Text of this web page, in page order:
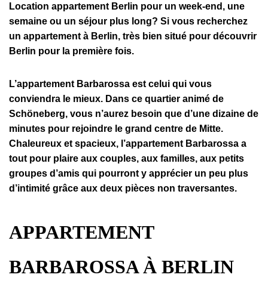
Location appartement Berlin pour un week-end, une
semaine ou un séjour plus long? Si vous recherchez
un appartement à Berlin, très bien situé pour découvrir
Berlin pour la première fois.
L’appartement Barbarossa est celui qui vous
conviendra le mieux. Dans ce quartier animé de
Schöneberg, vous n’aurez besoin que d’une dizaine de
minutes pour rejoindre le grand centre de Mitte.
Chaleureux et spacieux, l’appartement Barbarossa a
tout pour plaire aux couples, aux familles, aux petits
groupes d’amis qui pourront y apprécier un peu plus
d’intimité grâce aux deux pièces non traversantes.
APPARTEMENT
BARBAROSSA À BERLIN